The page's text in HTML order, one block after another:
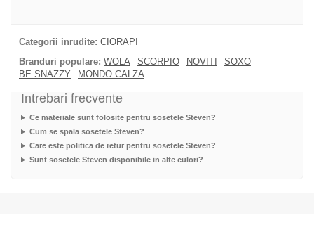
Categorii inrudite: CIORAPI
Branduri populare: WOLA SCORPIO NOVITI
SOXO
BE SNAZZY
MONDO CALZA
Intrebari frecvente
Ce materiale sunt folosite pentru sosetele Steven?
Cum se spala sosetele Steven?
Care este politica de retur pentru sosetele Steven?
Sunt sosetele Steven disponibile in alte culori?